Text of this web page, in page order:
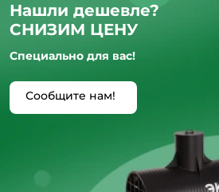
Нашли дешевле?
СНИЗИМ ЦЕНУ
Специально для вас!
Сообщите нам!